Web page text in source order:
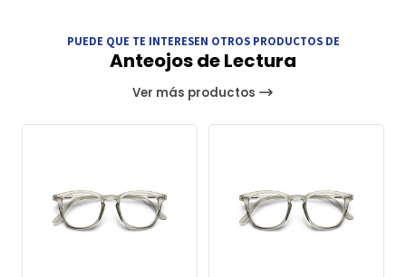
PUEDE QUE TE INTERESEN OTROS PRODUCTOS DE
Anteojos de Lectura
Ver más productos